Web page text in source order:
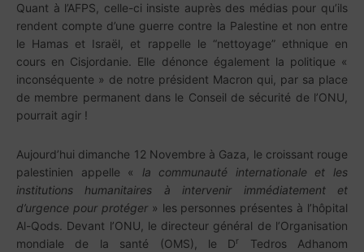
Quant à l’AFPS, celle-ci insiste auprès des médias pour qu’ils
rendent compte d’une guerre contre la Palestine et non entre
le Hamas et Israël, et rappelle le “nettoyage” ethnique en
cours en Cisjordanie. Elle dénonce également la politique «
inconséquente » de notre président Macron qui, par sa place
de membre permanent dans le Conseil de sécurité de l’ONU,
pourrait agir !
Aujourd’hui dimanche 12 Novembre à Gaza, le croissant rouge
palestinien appelle « la communauté internationale et les
institutions humanitaires à intervenir immédiatement et
d’urgence pour protéger» les personnes présentes à l’hôpital
Al-Qods. Devant l’ONU, le directeur général de l’Organisation
mondiale de la santé (OMS), le Dr Tedros Adhanom